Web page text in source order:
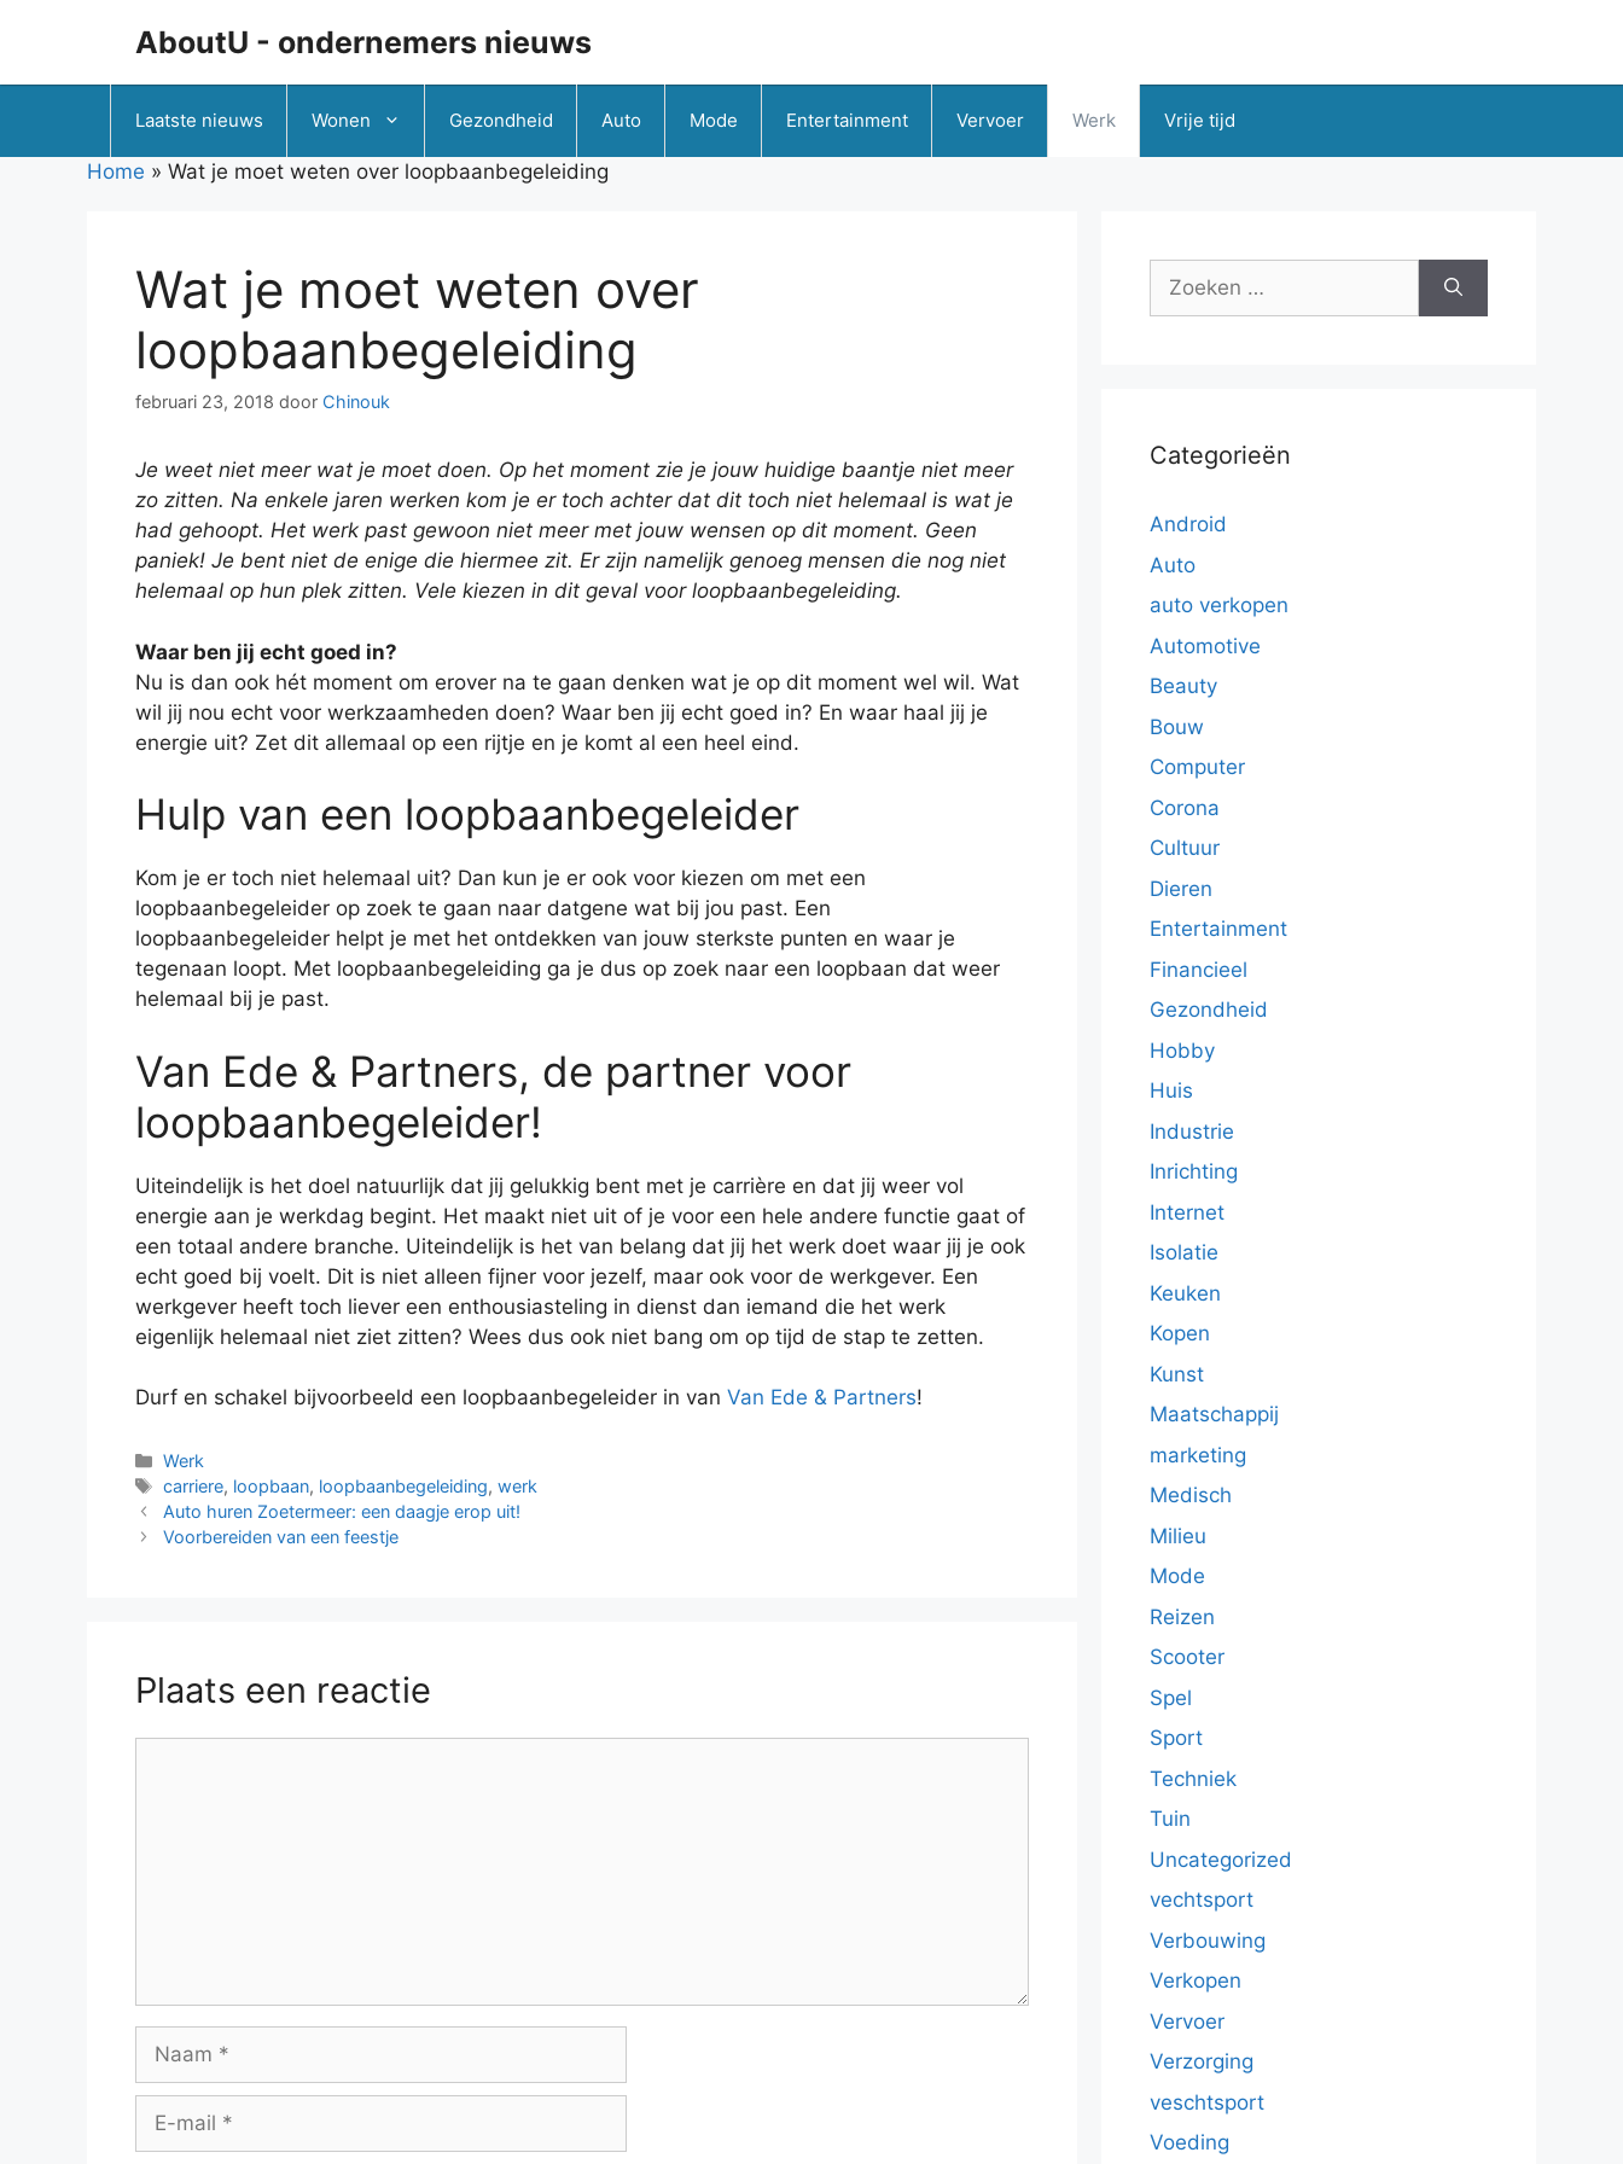
AboutU - ondernemers nieuws
Laatste nieuws Wonen Gezondheid Auto Mode Entertainment Vervoer Werk Vrije tijd
Home » Wat je moet weten over loopbaanbegeleiding
Wat je moet weten over
loopbaanbegeleiding
februari 23, 2018 door Chinouk
Je weet niet meer wat je moet doen. Op het moment zie je jouw huidige baantje niet meer
zo zitten. Na enkele jaren werken kom je er toch achter dat dit toch niet helemaal is wat je
had gehoopt. Het werk past gewoon niet meer met jouw wensen op dit moment. Geen
paniek! Je bent niet de enige die hiermee zit. Er zijn namelijk genoeg mensen die nog niet
helemaal op hun plek zitten. Vele kiezen in dit geval voor loopbaanbegeleiding.
Waar ben jij echt goed in?
Nu is dan ook hét moment om erover na te gaan denken wat je op dit moment wel wil. Wat
wil jij nou echt voor werkzaamheden doen? Waar ben jij echt goed in? En waar haal jij je
energie uit? Zet dit allemaal op een rijtje en je komt al een heel eind.
Hulp van een loopbaanbegeleider
Kom je er toch niet helemaal uit? Dan kun je er ook voor kiezen om met een
loopbaanbegeleider op zoek te gaan naar datgene wat bij jou past. Een
loopbaanbegeleider helpt je met het ontdekken van jouw sterkste punten en waar je
tegenaan loopt. Met loopbaanbegeleiding ga je dus op zoek naar een loopbaan dat weer
helemaal bij je past.
Van Ede & Partners, de partner voor
loopbaanbegeleider!
Uiteindelijk is het doel natuurlijk dat jij gelukkig bent met je carrière en dat jij weer vol
energie aan je werkdag begint. Het maakt niet uit of je voor een hele andere functie gaat of
een totaal andere branche. Uiteindelijk is het van belang dat jij het werk doet waar jij je ook
echt goed bij voelt. Dit is niet alleen fijner voor jezelf, maar ook voor de werkgever. Een
werkgever heeft toch liever een enthousiasteling in dienst dan iemand die het werk
eigenlijk helemaal niet ziet zitten? Wees dus ook niet bang om op tijd de stap te zetten.
Durf en schakel bijvoorbeeld een loopbaanbegeleider in van Van Ede & Partners!
Categorieën
Werk
Tags
carriere, loopbaan, loopbaanbegeleiding,werk
Auto huren Zoetermeer: een daagje erop uit!
Voorbereiden van een feestje
Plaats een reactie
Naam
Zoek
Categorieën
Android
Auto
auto verkopen
Automotive
Beauty
Bouw
Computer
Corona
Cultuur
Dieren
Entertainment
Financieel
Gezondheid
Hobby
Huis
Industrie
Inrichting
Internet
Isolatie
Keuken
Kopen
Kunst
Maatschappij
marketing
Medisch
Milieu
Mode
Reizen
Scooter
Spel
Sport
Techniek
Tuin
Uncategorized
vechtsport
Verbouwing
Verkopen
Vervoer
Verzorging
veschtsport
Voeding